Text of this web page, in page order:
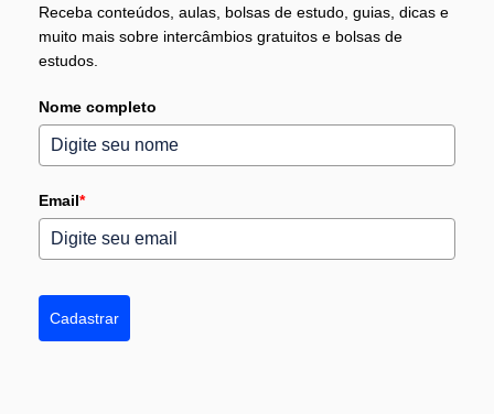
Receba conteúdos, aulas, bolsas de estudo, guias, dicas e
muito mais sobre intercâmbios gratuitos e bolsas de
estudos.
Nome completo
Email*
Cadastrar